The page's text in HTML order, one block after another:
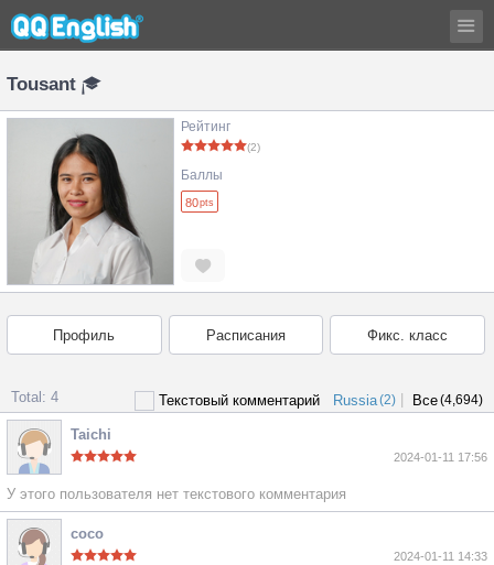
Tousant
Рейтинг
(2)
Баллы
80pts
Профиль Расписания Фикс. класс
Total: 4 Текстовый комментарий Russia(2) Все(4,694)
Taichi
2024-01-11 17:56
У этого пользователя нет текстового комментария
coco
2024-01-11 14:33